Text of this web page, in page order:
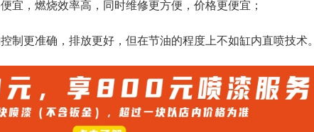
宜，燃烧效率高，同时维修更方便，价格更便宜；
制更准确，排放更好，但在节油的程度上不如缸内直喷技术。